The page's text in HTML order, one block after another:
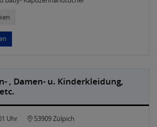
, Damen- u. Kinderkleidung,
Uhr
53909 Zülpich